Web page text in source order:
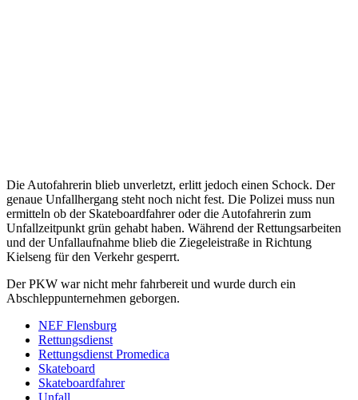
Die Autofahrerin blieb unverletzt, erlitt jedoch einen Schock. Der
genaue Unfallhergang steht noch nicht fest. Die Polizei muss nun
ermitteln ob der Skateboardfahrer oder die Autofahrerin zum
Unfallzeitpunkt grün gehabt haben. Während der Rettungsarbeiten
und der Unfallaufnahme blieb die Ziegeleistraße in Richtung
Kielseng für den Verkehr gesperrt.
Der PKW war nicht mehr fahrbereit und wurde durch ein
Abschleppunternehmen geborgen.
NEF Flensburg
Rettungsdienst
Rettungsdienst Promedica
Skateboard
Skateboardfahrer
Unfall